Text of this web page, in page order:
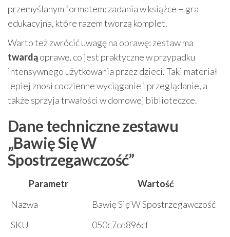
przemyślanym formatem: zadania w książce + gra
edukacyjna, które razem tworzą komplet.
Warto też zwrócić uwagę na oprawę: zestaw ma
twardąoprawę, co jest praktyczne w przypadku
intensywnego użytkowania przez dzieci. Taki materiał
lepiej znosi codzienne wyciąganie i przeglądanie, a
także sprzyja trwałości w domowej biblioteczce.
Dane techniczne zestawu
„Bawię Się W
Spostrzegawczość”
Parametr
Wartość
Nazwa
Bawię Się W Spostrzegawczość
SKU
050c7cd896cf